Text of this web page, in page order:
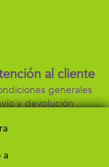
al cliente
generales
y devolución
a